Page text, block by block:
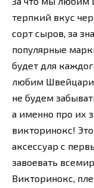
терпкий вкус
сорт сыров, за
популярные
будет для
любим
не будем
а именно про их
викторинокс!
аксессуар с
завоевать
Викторинокс,